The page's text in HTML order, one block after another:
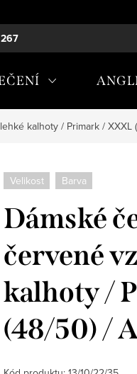
MATERIÁLŮ
kalhoty / Primark / XXXL
Velikost Barva
Dámské
červené
kalhoty /
(48/50) /